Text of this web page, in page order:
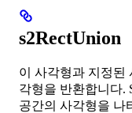
s2RectUnion
이 사각형과 지정된
각형을 반환합니다.
공간의 사각형을 나